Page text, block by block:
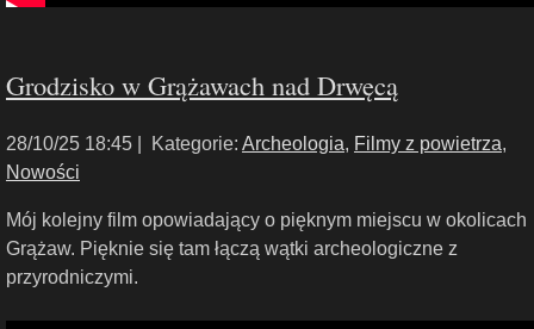
Grodzisko w Grążawach nad Drwęcą
28/10/25 18:45 | Kategorie: Archeologia, Filmy z powietrza,
Nowości
Mój kolejny film opowiadający o pięknym miejscu w okolicach
Grążaw. Pięknie się tam łączą wątki archeologiczne z
przyrodniczymi.